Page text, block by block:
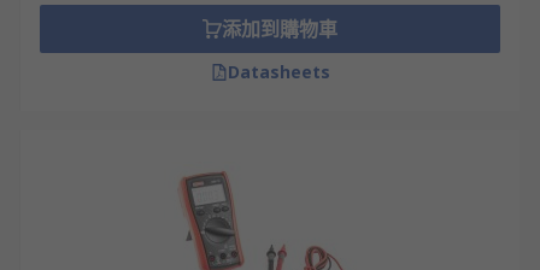
添加到購物車
Datasheets